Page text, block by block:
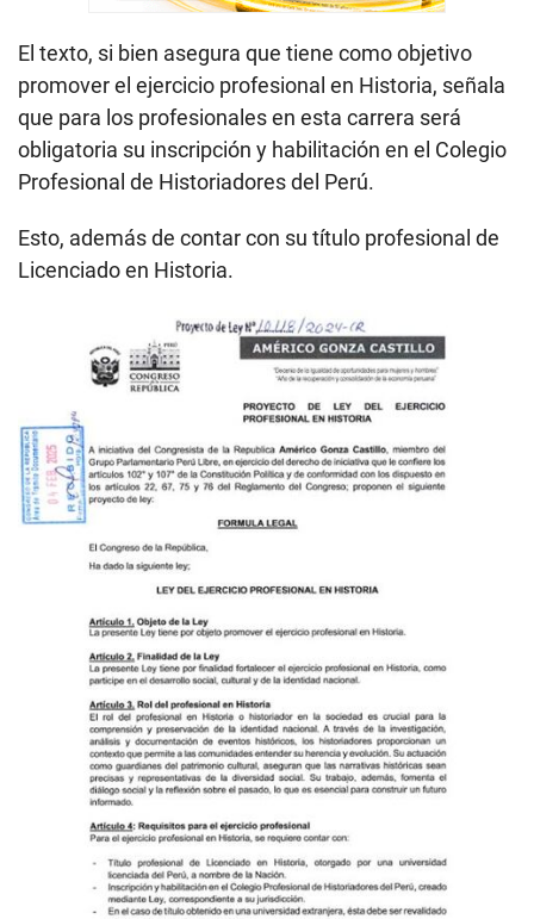
El texto, si bien asegura que tiene como objetivo
promover el ejercicio profesional en Historia, señala
que para los profesionales en esta carrera será
obligatoria su inscripción y habilitación en el Colegio
Profesional de Historiadores del Perú.
Esto, además de contar con su título profesional de
Licenciado en Historia.